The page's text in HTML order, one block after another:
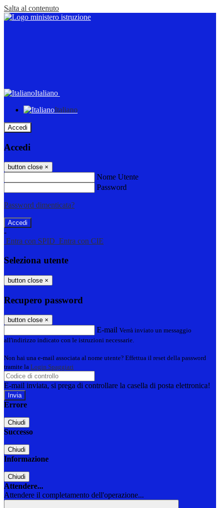
Salta al contenuto
Italiano
Italiano
Accedi
Accedi
button close ×
Nome Utente
Password
Password dimenticata?
-
Entra con SPID Entra con CIE
Seleziona utente
button close ×
Recupero password
button close ×
E-mail Verrà inviato un messaggio
all'indirizzo indicato con le istruzioni necessarie.
Non hai una e-mail associata al nome utente? Effettua il reset della password
tramite la Login Spaggiari
E-mail inviata, si prega di controllare la casella di posta elettronica!
Errore
Chiudi
Successo
Chiudi
Informazione
Chiudi
Attendere...
Attendere il completamento dell'operazione...